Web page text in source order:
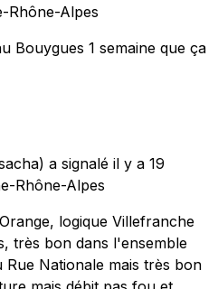
Rhône-Alpes
Bouygues 1 semaine que ça
a signalé il y a 19
Rhône-Alpes
logique Villefranche
très bon dans l'ensemble
Nationale mais très bon